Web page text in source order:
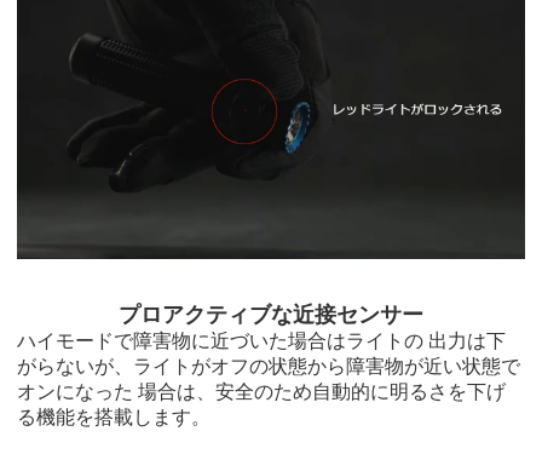
プロアクティブな近接センサー
ハイモードで障害物に近づいた場合はライトの 出力は下
がらないが、ライトがオフの状態から障害物が近い状態で
オンになった 場合は、安全のため自動的に明るさを下げ
る機能を搭載します。